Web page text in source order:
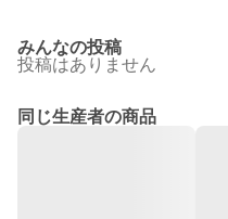
みんなの投稿
投稿はありません
同じ生産者の商品